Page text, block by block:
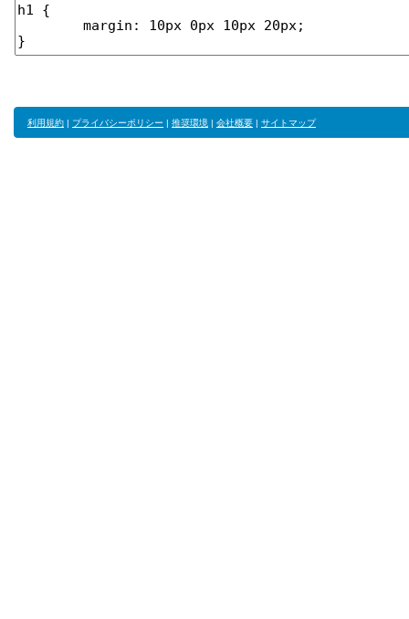
利用規約 | プライバシーポリシー | 推奨環境 | 会社概要 | サイトマップ